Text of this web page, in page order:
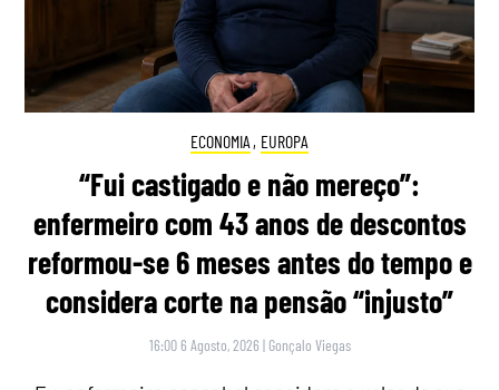
ECONOMIA , EUROPA
“Fui castigado e não mereço”:
enfermeiro com 43 anos de descontos
reformou-se 6 meses antes do tempo e
considera corte na pensão “injusto”
16:00 6 Agosto, 2026 | Gonçalo Viegas